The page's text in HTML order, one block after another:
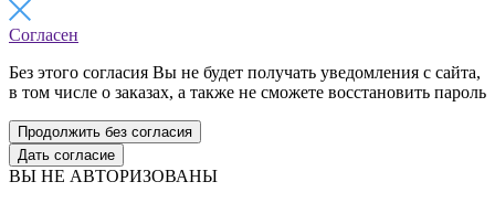
Согласен
Без этого согласия Вы не будет получать уведомления с сайта,
в том числе о заказах, а также не сможете восстановить пароль
Продолжить без согласия
Дать согласие
ВЫ НЕ АВТОРИЗОВАНЫ